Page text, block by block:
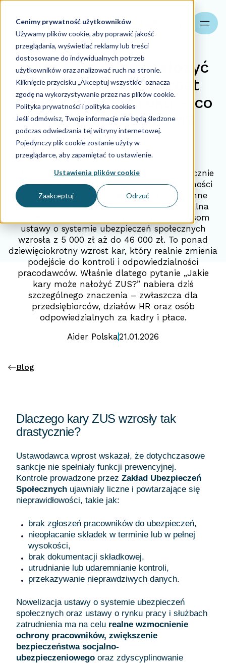
Cenimy prywatność użytkowników
Używamy plików cookie, aby poprawić jakość
przeglądania, wyświetlać reklamy lub treści
dostosowane do indywidualnych potrzeb
użytkowników oraz analizować ruch na stronie.
Kliknięcie przycisku „Akceptuj wszystkie” oznacza
zgodę na wykorzystywanie przez nas plików cookie.
Polityka prywatności i polityka cookies
Jeśli odmówisz, Twoje informacje nie będą śledzone
podczas odwiedzania tej witryny internetowej.
Pojedynczy plik cookie zostanie użyty w
przeglądarce, aby zapamiętać to ustawienie.
Ustawienia plików cookie
Zaakceptuj Odrzuć
Jakie kary może nałożyć
ZUS? 9-krotny wzrost
sankcji od 2025 roku – co
grozi pracodawcom?
21.01.2026
Od 1 czerwca 2025 r. obowiązują nowe, znacznie
surowsze przepisy dotyczące odpowiedzialności
płatników składek. Zmiany te mają ogromne
znaczenie praktyczne, ponieważ maksymalna
grzywna za wykroczenia przeciwko przepisom
ustawy o systemie ubezpieczeń społecznych
wzrosła z 5 000 zł aż do 46 000 zł. To ponad
dziewięciokrotny wzrost kar, który realnie zmienia
podejście do kontroli i odpowiedzialności
pracodawców. Właśnie dlatego pytanie „Jakie
kary może nałożyć ZUS?” nabiera dziś
szczególnego znaczenia – zwłaszcza dla
przedsiębiorców, działów HR oraz osób
odpowiedzialnych za kadry i płace.
Aider Polska21.01.2026
Blog
Dlaczego kary ZUS wzrosły tak
drastycznie?
Ustawodawca wprost wskazał, że dotychczasowe
sankcje nie spełniały funkcji prewencyjnej.
Kontrole prowadzone przez Zakład Ubezpieczeń
Społecznych ujawniały liczne i powtarzające się
nieprawidłowości, takie jak:
brak zgłoszeń pracowników do ubezpieczeń,
nieopłacanie składek w terminie lub w pełnej
wysokości,
brak dokumentacji składkowej,
utrudnianie lub udaremnianie kontroli,
przekazywanie nieprawdziwych danych.
Nowelizacja ustawy o systemie ubezpieczeń
społecznych oraz ustawy o rynku pracy i służbach
zatrudnienia ma na celu realne wzmocnienie
ochrony pracowników, zwiększenie
bezpieczeństwa socjalno-
ubezpieczeniowego oraz zdyscyplinowanie